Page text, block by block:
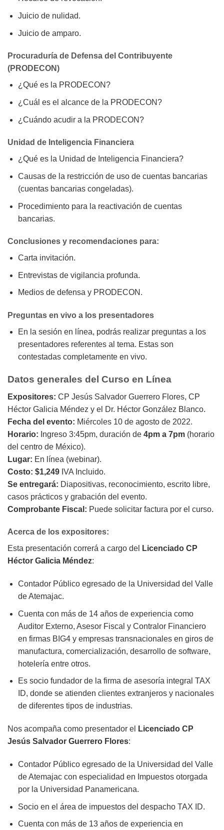
Juicio de nulidad.
Juicio de amparo.
Procuraduría de Defensa del Contribuyente
(PRODECON)
¿Qué es la PRODECON?
¿Cuál es el alcance de la PRODECON?
¿Cuándo acudir a la PRODECON?
Unidad de Inteligencia Financiera
¿Qué es la Unidad de Inteligencia Financiera?
Causas de la restricción de uso de cuentas bancarias
(cuentas bancarias congeladas).
Procedimiento para la reactivación de cuentas
bancarias.
Conclusiones y recomendaciones para:
Carta invitación.
Entrevistas de vigilancia profunda.
Medios de defensa y PRODECON.
Preguntas en vivo a los presentadores
En la sesión en línea, podrás realizar preguntas a los
presentadores referentes al tema. Estas son
contestadas completamente en vivo.
Datos generales del Curso en Línea
Expositores: CP Jesús Salvador Guerrero Flores, CP
Héctor Galicia Méndez y el Dr. Héctor González Blanco.
Fecha del evento: Miércoles 10 de agosto de 2022.
Horario: Ingreso 3:45pm, duración de 4pm a 7pm (horario
del centro de México).
Lugar: En línea (webinar).
Costo: $1,249 IVA Incluido.
Se entregará: Diapositivas, reconocimiento, escrito libre,
casos prácticos y grabación del evento.
Comprobante Fiscal: Puede solicitar factura por el curso.
Acerca de los expositores:
Esta presentación correrá a cargo del
Licenciado CP
Héctor Galicia Méndez:
Contador Público egresado de la Universidad del Valle
de Atemajac.
Cuenta con más de 14 años de experiencia como
Auditor Externo, Asesor Fiscal y Contralor Financiero
en firmas BIG4 y empresas transnacionales en giros de
manufactura, comercialización, desarrollo de software,
hotelería entre otros.
Es socio fundador de la firma de asesoría integral TAX
ID, donde se atienden clientes extranjeros y nacionales
de diferentes tipos de industrias.
Nos acompaña como presentador el
Licenciado CP
Jesús Salvador Guerrero Flores:
Contador Público egresado de la Universidad del Valle
de Atemajac con especialidad en Impuestos otorgada
por la Universidad Panamericana.
Socio en el área de impuestos del despacho TAX ID.
Cuenta con más de 13 años de experiencia en